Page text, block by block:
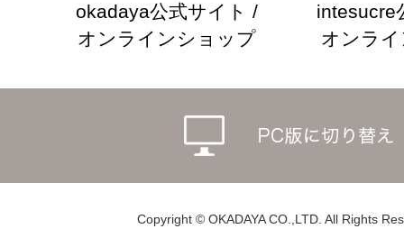
okadaya公式サイト /
オンラインショップ
intesucre
オンラ
Copyright © OKADAYA CO.,LTD. All Rights